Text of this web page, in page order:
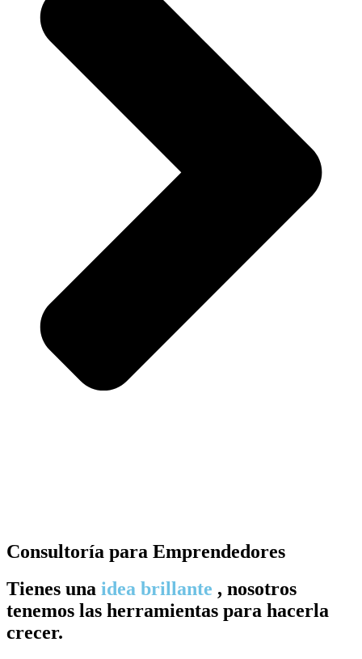
Consultoría para Emprendedores
Tienes una idea brillante , nosotros
tenemos las herramientas para hacerla
crecer.